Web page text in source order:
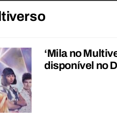
‘Mila no
disponível no